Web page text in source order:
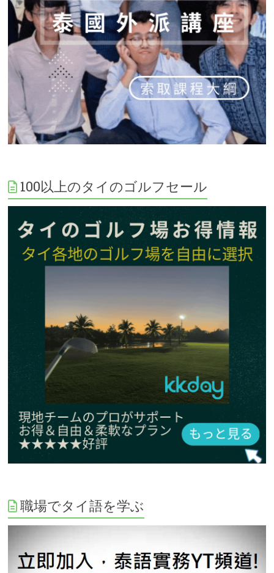
100以上のタイのゴルフセール
職場でタイ語を学ぶ